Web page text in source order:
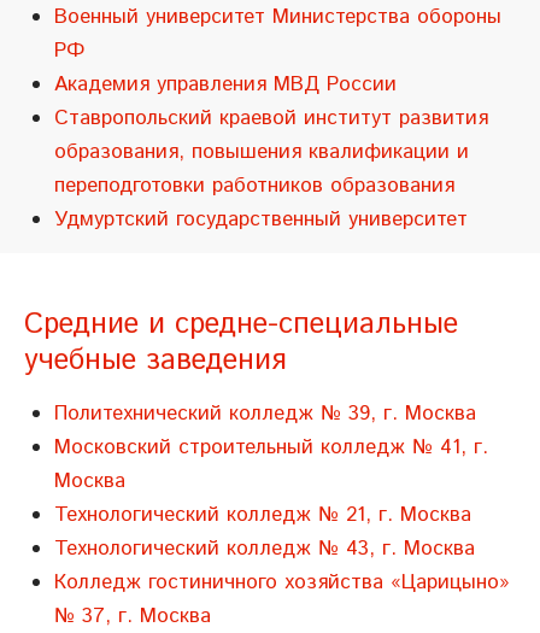
Военный университет Министерства обороны
РФ
Академия управления МВД России
Ставропольский краевой институт развития
образования, повышения квалификации и
переподготовки работников образования
Удмуртский государственный университет
Средние и средне-специальные
учебные заведения
Политехнический колледж № 39, г. Москва
Московский строительный колледж № 41, г.
Москва
Технологический колледж № 21, г. Москва
Технологический колледж № 43, г. Москва
Колледж гостиничного хозяйства «Царицыно»
№ 37, г. Москва